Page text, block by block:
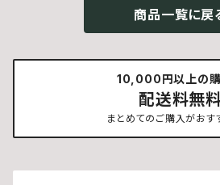
商品一覧に戻
10,000円以上の
配送料無
まとめてのご購入がおす